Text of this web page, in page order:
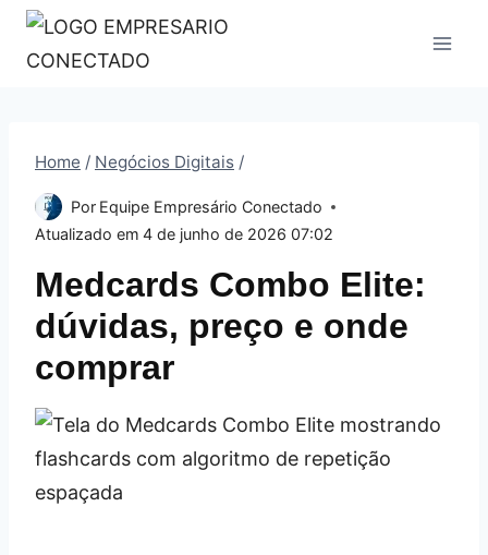
Pular
para
Home / Negócios Digitais /
Por Equipe Empresário Conectado
Atualizado em 4 de junho de 2026 07:02
Medcards Combo Elite:
dúvidas, preço e onde
comprar